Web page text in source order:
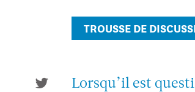
TROUSSE DE
Lorsqu’il est